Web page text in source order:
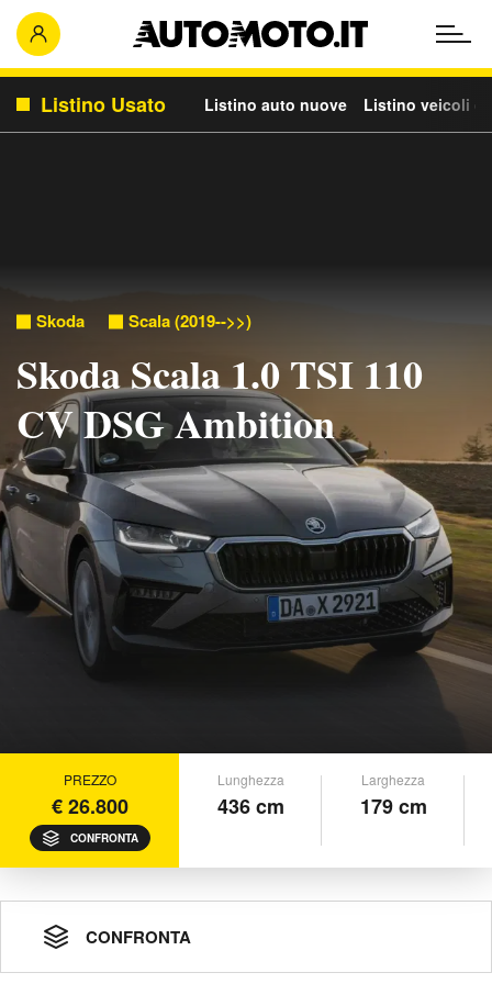
Listino Usato Listino auto nuove Listino veicoli
Skoda Scala (2019-->>)
Skoda Scala 1.0 TSI 110
CV DSG Ambition
PREZZO
€ 26.800
CONFRONTA
Lunghezza
436 cm
Larghezza
179 cm
CONFRONTA